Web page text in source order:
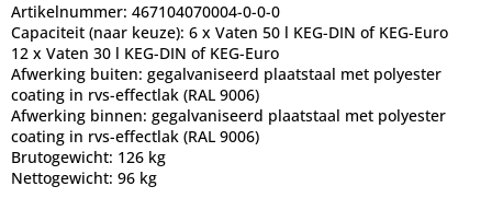
Artikelnummer: 467104070004-0-0-0
Capaciteit (naar keuze): 6 x Vaten 50 l KEG-DIN of KEG-Euro
12 x Vaten 30 l KEG-DIN of KEG-Euro
Afwerking buiten: gegalvaniseerd plaatstaal met polyester
coating in rvs-effectlak (RAL 9006)
Afwerking binnen: gegalvaniseerd plaatstaal met polyester
coating in rvs-effectlak (RAL 9006)
Brutogewicht: 126 kg
Nettogewicht: 96 kg